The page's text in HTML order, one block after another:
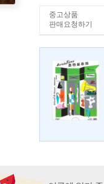
중고상품
판매요청하기